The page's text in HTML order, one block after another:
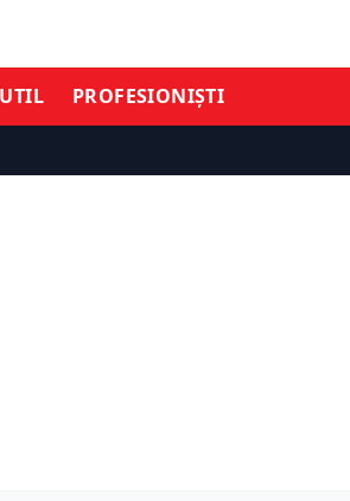
PROFESIONIȘTI